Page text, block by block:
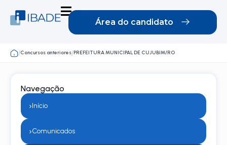
Área do candidato
/Concursos anteriores/PREFEITURA MUNICIPAL DE CUJUBIM/RO
Navegação
›Início
›Comunicados